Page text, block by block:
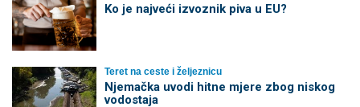
Ko je najveći izvoznik piva u EU?
Teret na ceste i željeznicu
Njemačka uvodi hitne mjere zbog niskog
vodostaja